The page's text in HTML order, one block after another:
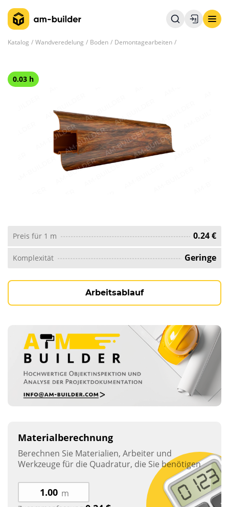
Katalog Wandveredelung Boden Demontagearbeiten
0.03 h
Preis für 1 m 0.24 €
Komplexität Geringe
Arbeitsablauf
Materialberechnung
Berechnen Sie Materialien, Arbeiter und
Werkzeuge für die Quadratur, die Sie benötigen
m